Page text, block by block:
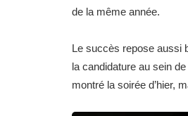
de la même année.
Le succès repose aussi
la candidature au sein
montré la soirée d’hier,